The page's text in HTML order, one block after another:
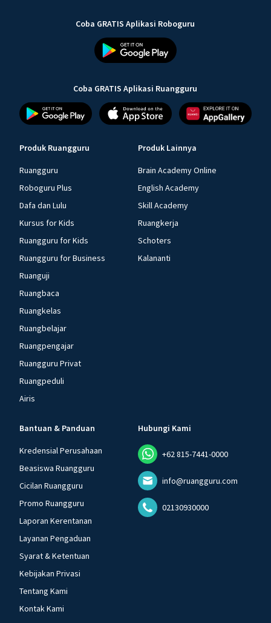
Coba GRATIS Aplikasi Roboguru
Coba GRATIS Aplikasi Ruangguru
Produk Ruangguru
Ruangguru
Roboguru Plus
Dafa dan Lulu
Kursus for Kids
Ruangguru for Kids
Ruangguru for Business
Ruanguji
Ruangbaca
Ruangkelas
Ruangbelajar
Ruangpengajar
Ruangguru Privat
Ruangpeduli
Airis
Produk Lainnya
Brain Academy Online
English Academy
Skill Academy
Ruangkerja
Schoters
Kalananti
Bantuan & Panduan
Kredensial Perusahaan
Beasiswa Ruangguru
Cicilan Ruangguru
Promo Ruangguru
Laporan Kerentanan
Layanan Pengaduan
Syarat & Ketentuan
Kebijakan Privasi
Tentang Kami
Kontak Kami
Hubungi Kami
+62 815-7441-0000
info@ruangguru.com
02130930000